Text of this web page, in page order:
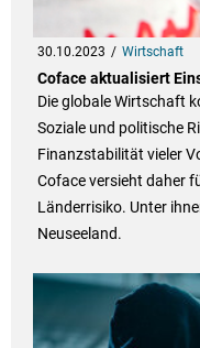
30.10.2023 Wirtschaft
Coface aktualisiert
Die globale Wirtschaft
Soziale und politische
Finanzstabilität vieler
Coface versieht daher
Länderrisiko. Unter
Neuseeland.